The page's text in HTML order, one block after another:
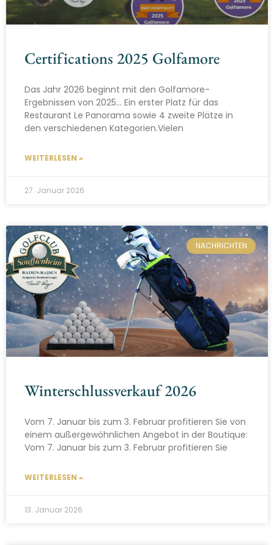
Certifications 2025 Golfamore
Das Jahr 2026 beginnt mit den Golfamore-
Ergebnissen von 2025… Ein erster Platz für das
Restaurant Le Panorama sowie 4 zweite Plätze in
den verschiedenen Kategorien.Vielen
WEITERLESEN »
27. Januar 2026
NACHRICHTEN
Winterschlussverkauf 2026
Vom 7. Januar bis zum 3. Februar profitieren Sie von
einem außergewöhnlichen Angebot in der Boutique:
Vom 7. Januar bis zum 3. Februar profitieren Sie
WEITERLESEN »
13. Januar 2026